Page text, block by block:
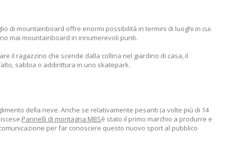
di mountainboard offre enormi possibilità in termini di luoghi in cui
mai mountainboard in innumerevoli punti.
il ragazzino che scende dalla collina nel giardino di casa, il
sabbia o addirittura in uno skatepark.
della neve. Anche se relativamente pesanti (a volte più di 14
Pannelli di montagna MBSè stato il primo marchio a produrre e
per far conoscere questo nuovo sport al pubblico